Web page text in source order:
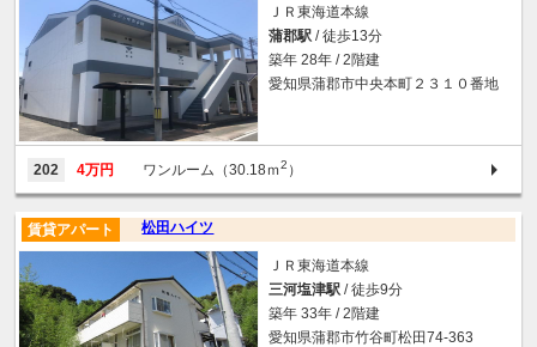
ＪＲ東海道本線
蒲郡駅 / 徒歩13分
築年 28年 / 2階建
愛知県蒲郡市中央本町２３１０番地
202 4万円 ワンルーム（30.18ｍ2 ）
松田ハイツ
賃貸アパート
ＪＲ東海道本線
三河塩津駅 / 徒歩9分
築年 33年 / 2階建
愛知県蒲郡市竹谷町松田74-363